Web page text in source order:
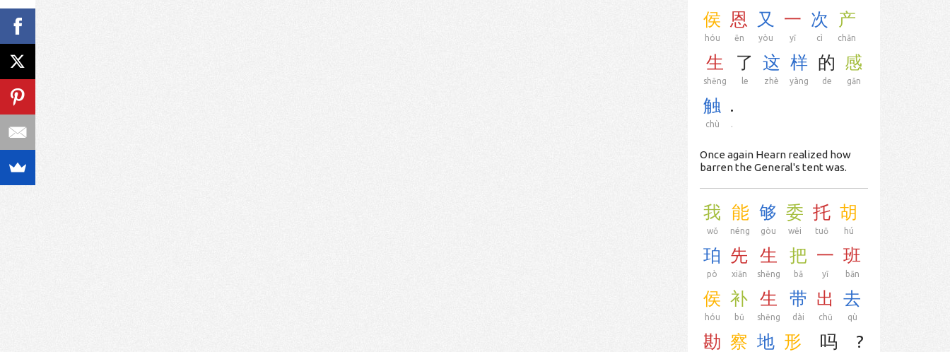
侯
hóu
恩
ēn
又
yòu
一
yī
次
cì
产
chǎn
生
shēng
了
le
这
zhè
样
yàng
的
de
感
gǎn
触
chù
.
.
Once again Hearn realized how
barren the General's tent was.
我
wǒ
能
néng
够
gòu
委
wěi
托
tuō
胡
hú
珀
pò
先
xiān
生
shēng
把
bǎ
一
yī
班
bān
侯
hóu
补
bǔ
生
shēng
带
dài
出
chū
去
qù
勘 察 地 形 吗 ?